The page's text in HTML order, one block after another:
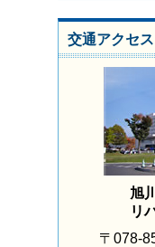
交通アクセス
旭
リ
〒078-